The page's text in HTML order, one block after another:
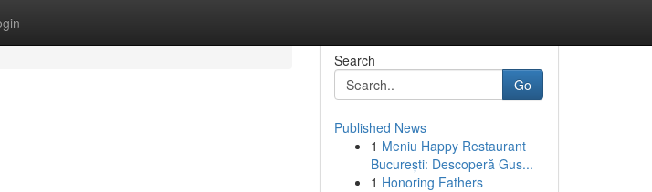
Search
Go
Published News
1 Meniu Happy Restaurant
București: Descoperă Gus...
1 Honoring Fathers